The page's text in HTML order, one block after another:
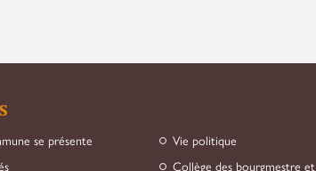
se présente
Vie politique
Collège des bourgmestre et